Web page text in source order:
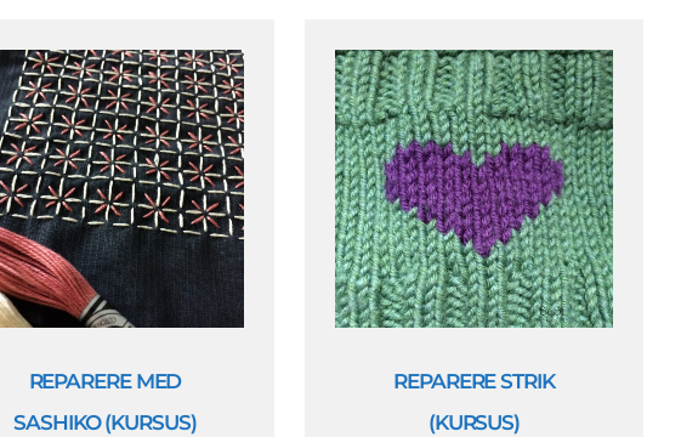
REPARERE MED
SASHIKO (KURSUS)
REPARERE STRIK
(KURSUS)